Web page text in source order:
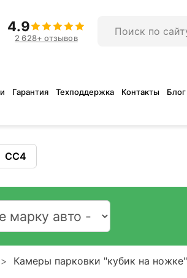
4.9
2 628+ отзывов
Гарантия Техподдержка Контакты Блог
CC4
Камеры парковки "кубик на ножке"